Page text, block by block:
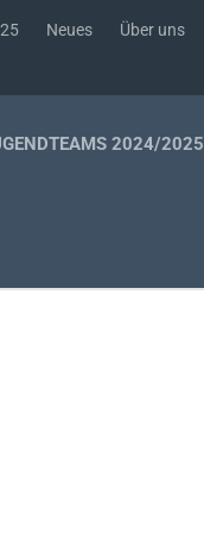
Neues Über uns
2024/2025